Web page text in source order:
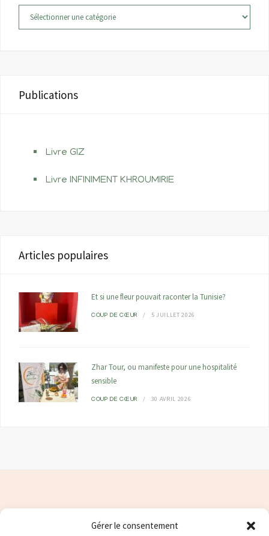
Gérer le consentement
Catégories
Publications
Livre GIZ
Livre INFINIMENT KHROUMIRIE
Articles populaires
Et si une fleur pouvait raconter la Tunisie?
COUP DE CŒUR 5 JUILLET 2026
Zhar Tour, ou manifeste pour une hospitalité
sensible
COUP DE CŒUR 30 AVRIL 2026